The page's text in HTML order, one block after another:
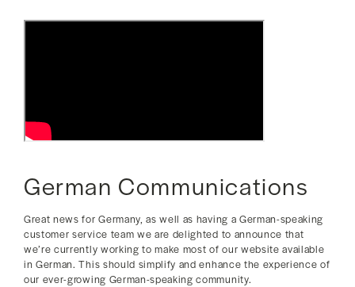
German Communications
Great news for Germany, as well as having a German-speaking
customer service team we are delighted to announce that
we’re currently working to make most of our website available
in German. This should simplify and enhance the experience of
our ever-growing German-speaking community.